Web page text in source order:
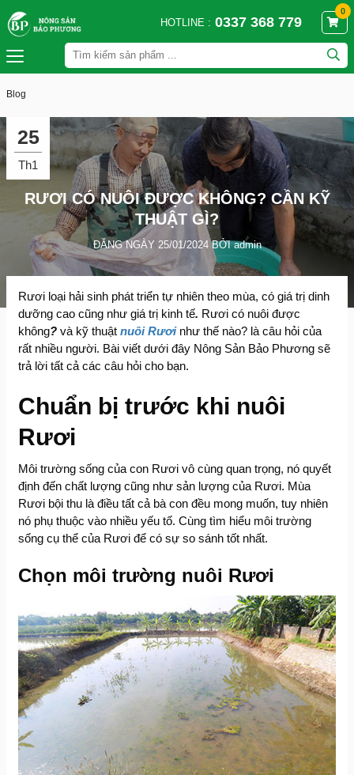
HOTLINE : 0337 368 779
0
Blog
25
Th1
RƯƠI CÓ NUÔI ĐƯỢC KHÔNG? CẦN KỸ
THUẬT GÌ?
ĐĂNG NGÀY 25/01/2024 BỞI admin
Rươi loại hải sinh phát triển tự nhiên theo mùa, có giá trị dinh
dưỡng cao cũng như giá trị kinh tế. Rươi có nuôi được
không? và kỹ thuật nuôi Rươi như thế nào? là câu hỏi của
rất nhiều người. Bài viết dưới đây Nông Sản Bảo Phương sẽ
trả lời tất cả các câu hỏi cho bạn.
Chuẩn bị trước khi nuôi
Rươi
Môi trường sống của con Rươi vô cùng quan trọng, nó quyết
định đến chất lượng cũng như sản lượng của Rươi. Mùa
Rươi bội thu là điều tất cả bà con đều mong muốn, tuy nhiên
nó phụ thuộc vào nhiều yếu tố. Cùng tìm hiểu môi trường
sống cụ thể của Rươi để có sự so sánh tốt nhất.
Chọn môi trường nuôi Rươi